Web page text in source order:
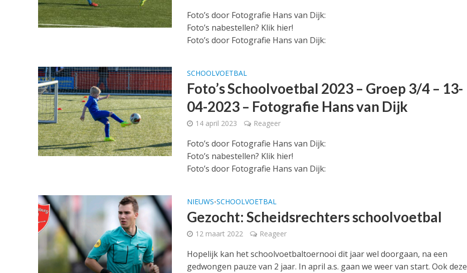
Foto’s door Fotografie Hans van Dijk:
Foto’s nabestellen? Klik hier!
Foto’s door Fotografie Hans van Dijk:
SCHOOLVOETBAL
Foto’s Schoolvoetbal 2023 – Groep 3/4 – 13-
04-2023 – Fotografie Hans van Dijk
14 april 2023 Reageer
Foto’s door Fotografie Hans van Dijk:
Foto’s nabestellen? Klik hier!
Foto’s door Fotografie Hans van Dijk:
NIEUWS•SCHOOLVOETBAL
Gezocht: Scheidsrechters schoolvoetbal
12 maart 2022 Reageer
Hopelijk kan het schoolvoetbaltoernooi dit jaar wel doorgaan, na een
gedwongen pauze van 2 jaar. In april a.s. gaan we weer van start. Ook deze